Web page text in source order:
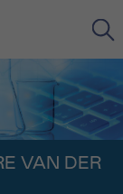
VAN DER
STA
je vragen